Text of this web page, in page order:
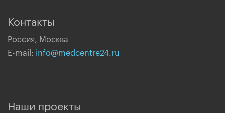
Контакты
Россия, Москва
E-mail: info@medcentre24.ru
Наши проекты